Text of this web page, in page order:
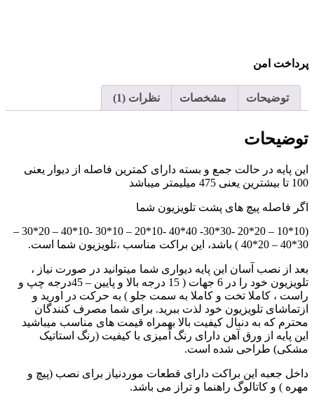
پرداخت امن
توضیحات مشخصات نظرات (1)
توضیحات
این پایه در حالت جمع و بسته دارای کمترین فاصله از دیوار یعنی
100 تا بیشترین یعنی 475 میلیمتر میباشد
اگر فاصله پیچ های پشت تلویزیون شما
(10*10 – 20*20 -30*30- 40*40 -10*20 – 10*30 -10*40 – 20*30 –
30*40 – 20*40 ) باشد، این براکت مناسب ،تلویزیون شما است.
بعد از نصب آسان این پایه دیواری شما میتوانید در صورت نیاز ،
تلویزیون خود را در 6 جهات ( 15 درجه بالا و پایین – 45درجه چپ و
راست ، کاملا تخت و کاملا به سمت جلو ) به حرکت در اورید و
ازتماشای تلویزیون خود لذت ببرید. برای شما مصرف کنندگان
محترم که به دنبال کیفیت بالا بهمراه قیمت های مناسب میباشید
این پایه از ورق آهن دارای رنگ آمیزی با کیفیت (رنگ استاتیک
مشکی) طراحی شده است.
داخل جعبه این براکت دارای قطعات موردنیاز برای نصب (پیچ و
مهره ) و کاتالوگ راهنما و تراز می باشد.